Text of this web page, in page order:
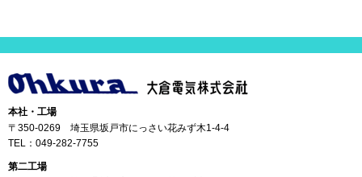
本社・工場
〒350-0269 埼玉県坂戸市にっさい花みず木1-4-4
TEL： 049-282-7755
第二工場